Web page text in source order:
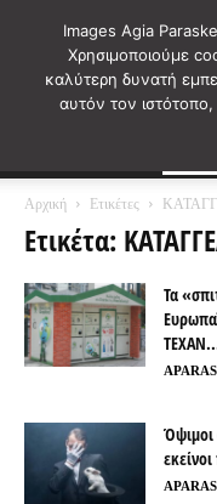
Αρχική Ετικέτες
Ετικέτα:
Τα
Images Agia
Χρησιμοποιούμε
καλύτερη δυνατή
αυτόν τον